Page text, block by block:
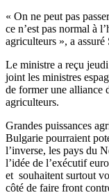
« On ne peut pas
ce n’est pas normal à
agriculteurs », a
Le ministre a reçu
joint les ministres
de former une alliance
agriculteurs.
Grandes puissances
Bulgarie pourraient
l’inverse, les pays du
l’idée de l’exécutif
et souhaitent surtout
côté de faire front